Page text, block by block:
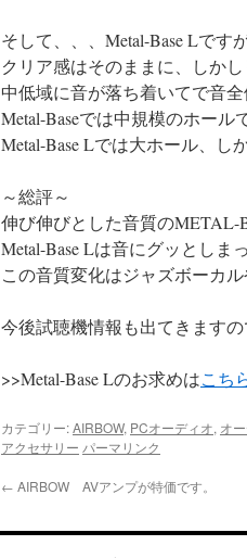
そして、、、Metal-Base Lです
クリア感はそのままに、しか
中低域に音が落ち着いてで音
Metal-Baseでは中規模のホー
Metal-Base Lでは大ホール、し
～総評～
伸び伸びとした音質のMETAL-
Metal-Base Lは音にグッとしま
この音質変化はジャズボーカ
今後試聴機情報も出てきます
>>Metal-Base Lのお求めはこち
カテゴリー:AIRBOW, PCオーディオ, オ
アクセサリー パーマリンク
← AIRBOW AVアンプが特価です。